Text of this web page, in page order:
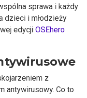
sprawa i każdy
dzieci i młodzieży
edycji OSEhero
z
antywirusowy. Co to